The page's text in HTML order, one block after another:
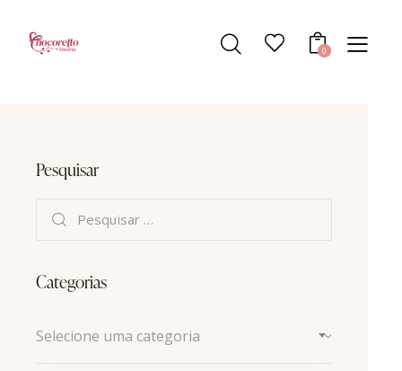
0
Pesquisar
Categorias
Selecione uma categoria